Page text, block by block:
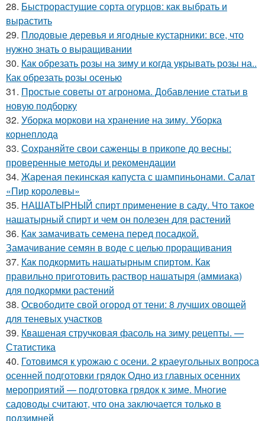
28. Быстрорастущие сорта огурцов: как выбрать и
вырастить
29. Плодовые деревья и ягодные кустарники: все, что
нужно знать о выращивании
30. Как обрезать розы на зиму и когда укрывать розы на..
Как обрезать розы осенью
31. Простые советы от агронома. Добавление статьи в
новую подборку
32. Уборка моркови на хранение на зиму. Уборка
корнеплода
33. Сохраняйте свои саженцы в прикопе до весны:
проверенные методы и рекомендации
34. Жареная пекинская капуста с шампиньонами. Салат
«Пир королевы»
35. НАШАТЫРНЫЙ спирт применение в саду. Что такое
нашатырный спирт и чем он полезен для растений
36. Как замачивать семена перед посадкой.
Замачивание семян в воде с целью проращивания
37. Как подкормить нашатырным спиртом. Как
правильно приготовить раствор нашатыря (аммиака)
для подкормки растений
38. Освободите свой огород от тени: 8 лучших овощей
для теневых участков
39. Квашеная стручковая фасоль на зиму рецепты. —
Статистика
40. Готовимся к урожаю с осени. 2 краеугольных вопроса
осенней подготовки грядок Одно из главных осенних
мероприятий — подготовка грядок к зиме. Многие
садоводы считают, что она заключается только в
подзимней